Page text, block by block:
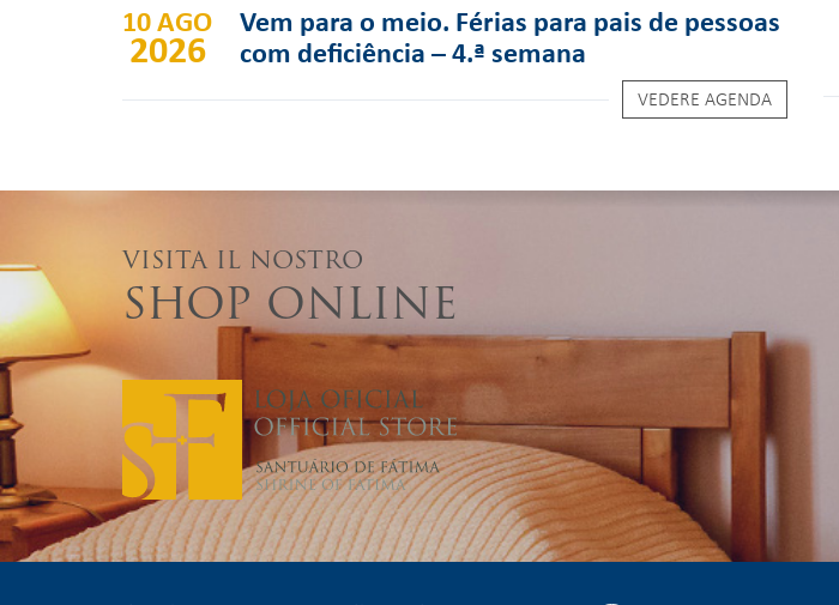
10 AGO
2026
Vem para o meio. Férias para pais de pessoas
com deficiência – 4.ª semana
VEDERE AGENDA
VISITA IL NOSTRO
SHOP ONLINE